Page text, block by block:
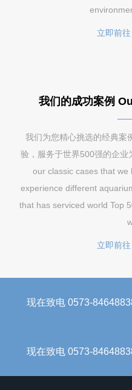
立即前
我们的成功案例
我们为您精心挑选的经典案
验，服务于世界500强的企
our classic cases that
experience different
that has serviced world Top
立即前
现在致电 0573-
现在致电 0573-